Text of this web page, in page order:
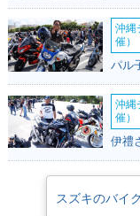
沖縄
催）
パル
沖縄
催）
伊禮
スズキのバイ